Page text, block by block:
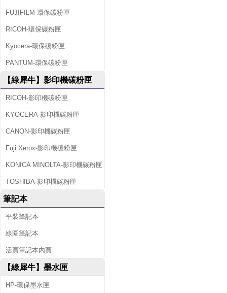
FUJIFILM-環保碳粉匣
RICOH-環保碳粉匣
Kyocera-環保碳粉匣
PANTUM-環保碳粉匣
【綠犀牛】影印機碳粉匣
RICOH-影印機碳粉匣
KYOCERA-影印機碳粉匣
CANON-影印機碳粉匣
Fuji Xerox-影印機碳粉匣
KONICA MINOLTA-影印機碳粉匣
TOSHIBA-影印機碳粉匣
筆記本
平裝筆記本
線圈筆記本
活頁筆記本內頁
【綠犀牛】墨水匣
HP-環保墨水匣